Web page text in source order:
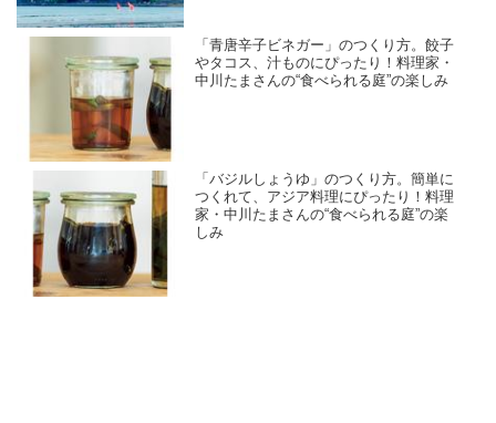
「青唐辛子ビネガー」のつくり方。餃子
やタコス、汁ものにぴったり！料理家・
中川たまさんの“食べられる庭”の楽しみ
「バジルしょうゆ」のつくり方。簡単に
つくれて、アジア料理にぴったり！料理
家・中川たまさんの“食べられる庭”の楽
しみ